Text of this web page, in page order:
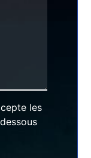
les